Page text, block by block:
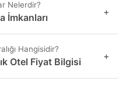
Nelerdir?
İmkanları +
Hangisidir?
Otel Fiyat Bilgisi +